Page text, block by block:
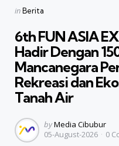
Categories
Posted
inBerita
6th FUN ASIA
Hadir Dengan
Mancanegara
Rekreasi dan
Tanah Air
Posted
by
byMedia Cibubur
05-August-2026
0